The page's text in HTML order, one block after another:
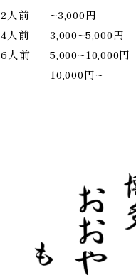
2人前
4人前
6人前
~3,000円
3,000~5,000円
5,000~10,000円
10,000円~